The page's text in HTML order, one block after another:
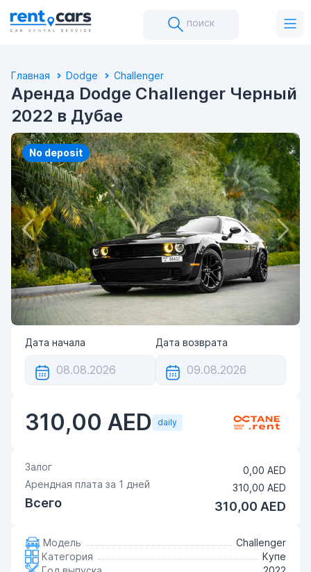
поиск
Главная Dodge Challenger
Аренда Dodge Challenger Черный
2022 в Дубае
No deposit
Дата начала Дата возврата
310,00 AED daily
Залог
0,00 AED
Арендная плата за 1 дней 310,00 AED
Всего 310,00 AED
Модель
Challenger
Категория
Купе